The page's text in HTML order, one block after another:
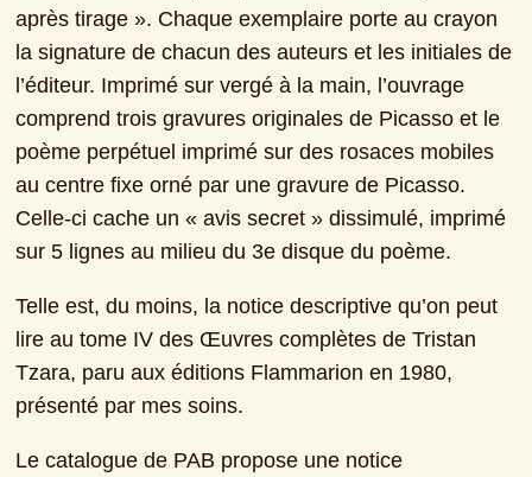
après tirage ». Chaque exemplaire porte au crayon
la signature de chacun des auteurs et les initiales de
l’éditeur. Imprimé sur vergé à la main, l’ouvrage
comprend trois gravures originales de Picasso et le
poème perpétuel imprimé sur des rosaces mobiles
au centre fixe orné par une gravure de Picasso.
Celle-ci cache un « avis secret » dissimulé, imprimé
sur 5 lignes au milieu du 3e disque du poème.
Telle est, du moins, la notice descriptive qu’on peut
lire au tome IV des Œuvres complètes de Tristan
Tzara, paru aux éditions Flammarion en 1980,
présenté par mes soins.
Le catalogue de PAB propose une notice